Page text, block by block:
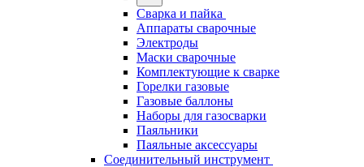
Сварка и пайка
Аппараты сварочные
Электроды
Маски сварочные
Комплектующие к сварке
Горелки газовые
Газовые баллоны
Наборы для газосварки
Паяльники
Паяльные аксессуары
Соединительный инструмент